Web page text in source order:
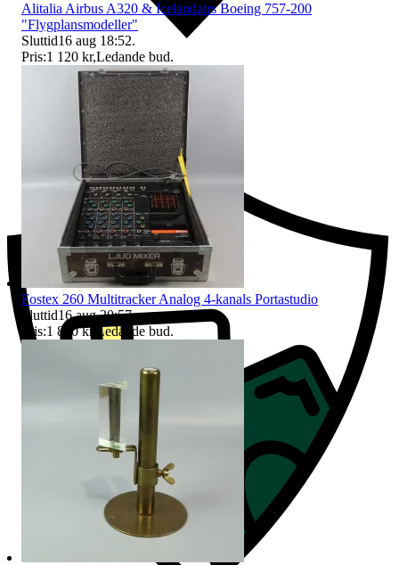
Ersättning om du inte får din vara
Alitalia Airbus A320 & Icelandairs Boeing 757-200
"Flygplansmodeller"
Sluttid16 aug 18:52.
Pris:1 120 kr,Ledande bud.
Fostex 260 Multitracker Analog 4-kanals Portastudio
Sluttid16 aug 20:57.
Pris:1 840 kr Ledande bud.